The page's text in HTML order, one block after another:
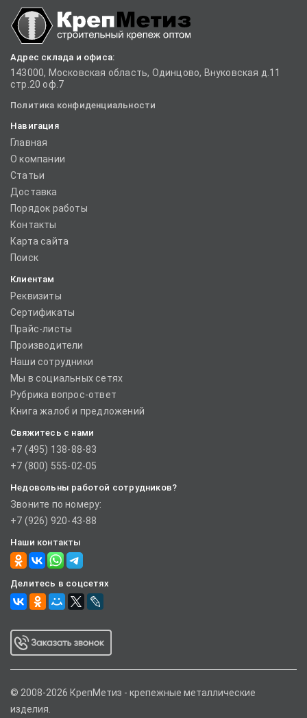
Адрес склада и офиса:
143000, Московская область, Одинцово, Внуковская д.11
стр.20 оф.7
Политика конфиденциальности
Навигация
Главная
О компании
Статьи
Доставка
Порядок работы
Контакты
Карта сайта
Поиск
Клиентам
Реквизиты
Сертификаты
Прайс-листы
Производители
Наши сотрудники
Мы в социальных сетях
Рубрика вопрос-ответ
Книга жалоб и предложений
Свяжитесь с нами
+7 (495) 138-88-83
+7 (800) 555-02-05
Недовольны работой сотрудников?
Звоните по номеру:
+7 (926) 920-43-88
Наши контакты
Делитесь в соцсетях
© 2008-2026 КрепМетиз - крепежные металлические
изделия.